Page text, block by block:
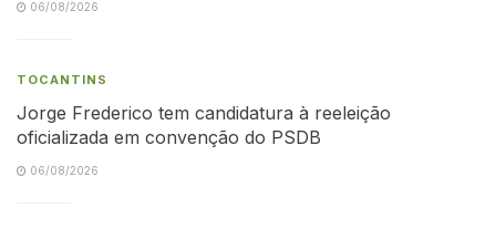
06/08/2026
TOCANTINS
Jorge Frederico tem candidatura à reeleição
oficializada em convenção do PSDB
06/08/2026